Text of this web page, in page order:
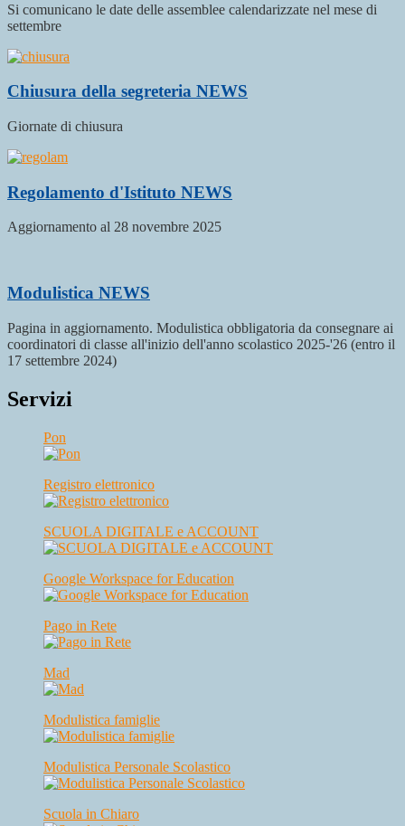
Si comunicano le date delle assemblee calendarizzate nel mese di
settembre
Chiusura della segreteria NEWS
Giornate di chiusura
Regolamento d'Istituto NEWS
Aggiornamento al 28 novembre 2025
Modulistica NEWS
Pagina in aggiornamento. Modulistica obbligatoria da consegnare ai
coordinatori di classe all'inizio dell'anno scolastico 2025-'26 (entro il
17 settembre 2024)
Servizi
Pon
Registro elettronico
SCUOLA DIGITALE e ACCOUNT
Google Workspace for Education
Pago in Rete
Mad
Modulistica famiglie
Modulistica Personale Scolastico
Scuola in Chiaro